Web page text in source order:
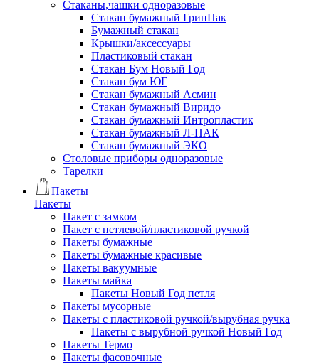
Стаканы,чашки одноразовые
Cтакан бумажный ГринПак
Бумажный стакан
Крышки/аксессуары
Пластиковый стакан
Стакан Бум Новый Год
Стакан бум ЮГ
Стакан бумажный Асмин
Стакан бумажный Виридо
Стакан бумажный Интропластик
Стакан бумажный Л-ПАК
Стакан бумажный ЭКО
Столовые приборы одноразовые
Тарелки
Пакеты
Пакеты
Пакет с замком
Пакет с петлевой/пластиковой ручкой
Пакеты бумажные
Пакеты бумажные красивые
Пакеты вакуумные
Пакеты майка
Пакеты Новый Год петля
Пакеты мусорные
Пакеты с пластиковой ручкой/вырубная ручка
Пакеты с вырубной ручкой Новый Год
Пакеты Термо
Пакеты фасовочные